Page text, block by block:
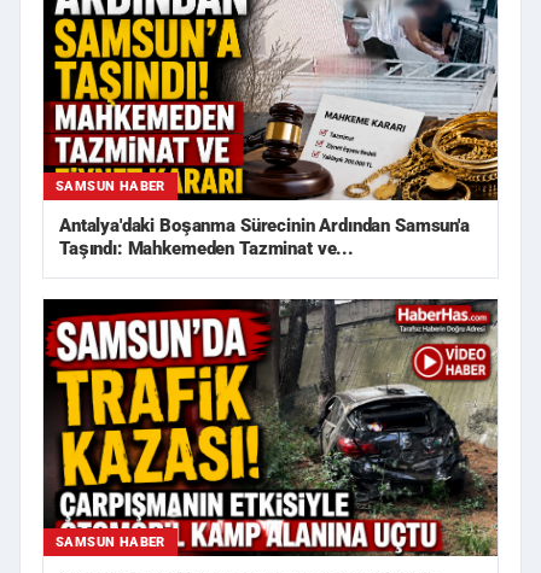
SAMSUN HABER
Antalya'daki Boşanma Sürecinin Ardından Samsun'a
Taşındı: Mahkemeden Tazminat ve...
SAMSUN HABER